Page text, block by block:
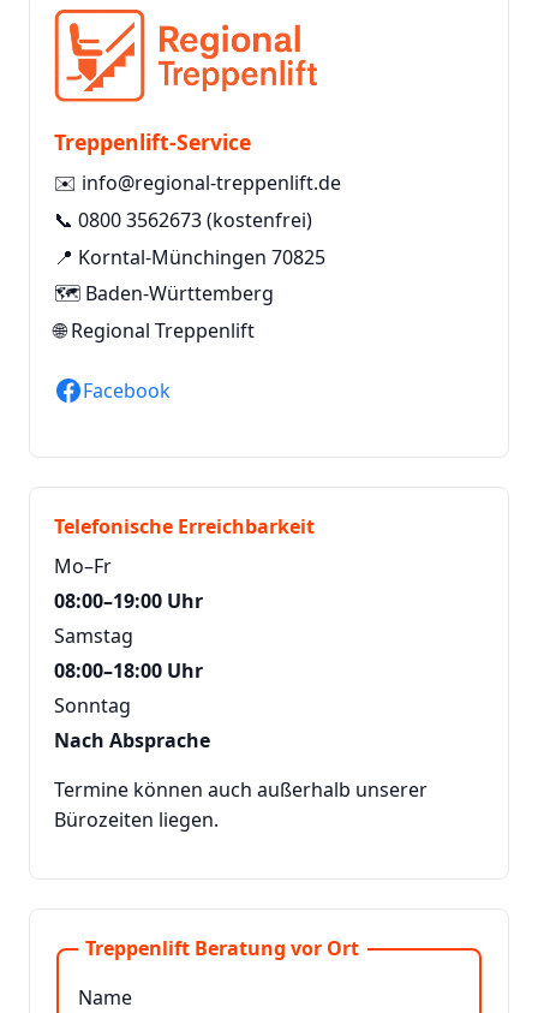
Treppenlift-Service
✉️ info@regional-treppenlift.de
📞 0800 3562673(kostenfrei)
📍 Korntal-Münchingen 70825
🗺️ Baden-Württemberg
🌐Regional Treppenlift
Facebook
Telefonische Erreichbarkeit
Mo–Fr
08:00–19:00 Uhr
Samstag
08:00–18:00 Uhr
Sonntag
Nach Absprache
Termine können auch außerhalb unserer
Bürozeiten liegen.
Treppenlift Beratung vor Ort
Name